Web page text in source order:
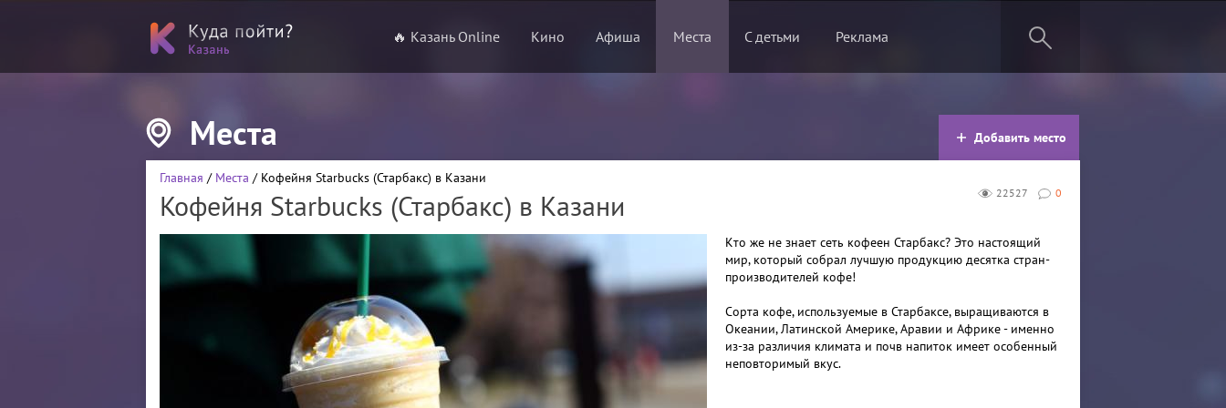
🔥 Казань Online Кино Афиша Места С детьми Реклама
Места Добавить место
0
22527
Главная / Места / Кофейня Starbucks (Старбакс) в Казани
Кофейня Starbucks (Старбакс) в Казани
Кто же не знает сеть кофеен Старбакс? Это настоящий
мир, который собрал лучшую продукцию десятка стран-
производителей кофе!
Сорта кофе, используемые в Старбаксе, выращиваются в
Океании, Латинской Америке, Аравии и Африке - именно
из-за различия климата и почв напиток имеет особенный
неповторимый вкус.